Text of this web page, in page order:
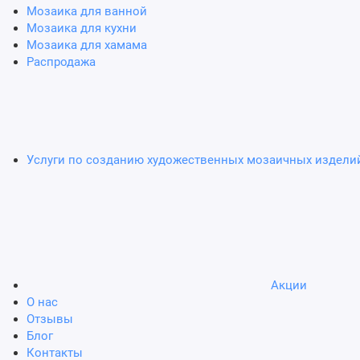
Мозаика для ванной
Мозаика для кухни
Мозаика для хамама
Распродажа
Услуги по созданию художественных мозаичных
Акции
О нас
Отзывы
Блог
Контакты